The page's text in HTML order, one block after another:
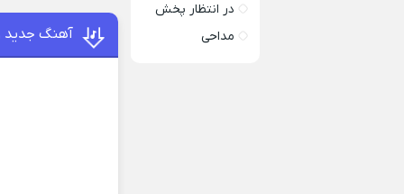
آهنگ جدید
در انتظار پخش
مداحی